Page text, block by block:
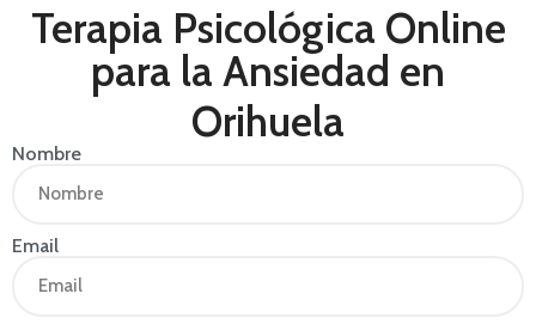
Terapia Psicológica Online
para la Ansiedad en
Orihuela
Nombre
Email